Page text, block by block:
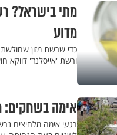
מתי בישראל?
מדוע
כדי שרשת מזון
ורשת 'אייסלנד' דווקא
אימה בשחקים:
רגעי אימה מלחיצים